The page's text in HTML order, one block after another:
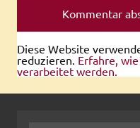
Diese Website
reduzieren. Erfahre,
verarbeitet werden.